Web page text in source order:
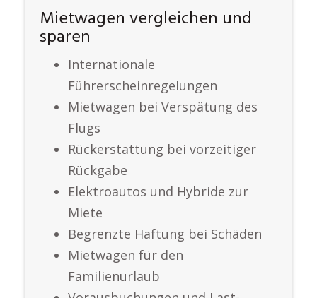
Mietwagen vergleichen und
sparen
Internationale
Führerscheinregelungen
Mietwagen bei Verspätung des
Flugs
Rückerstattung bei vorzeitiger
Rückgabe
Elektroautos und Hybride zur
Miete
Begrenzte Haftung bei Schäden
Mietwagen für den
Familienurlaub